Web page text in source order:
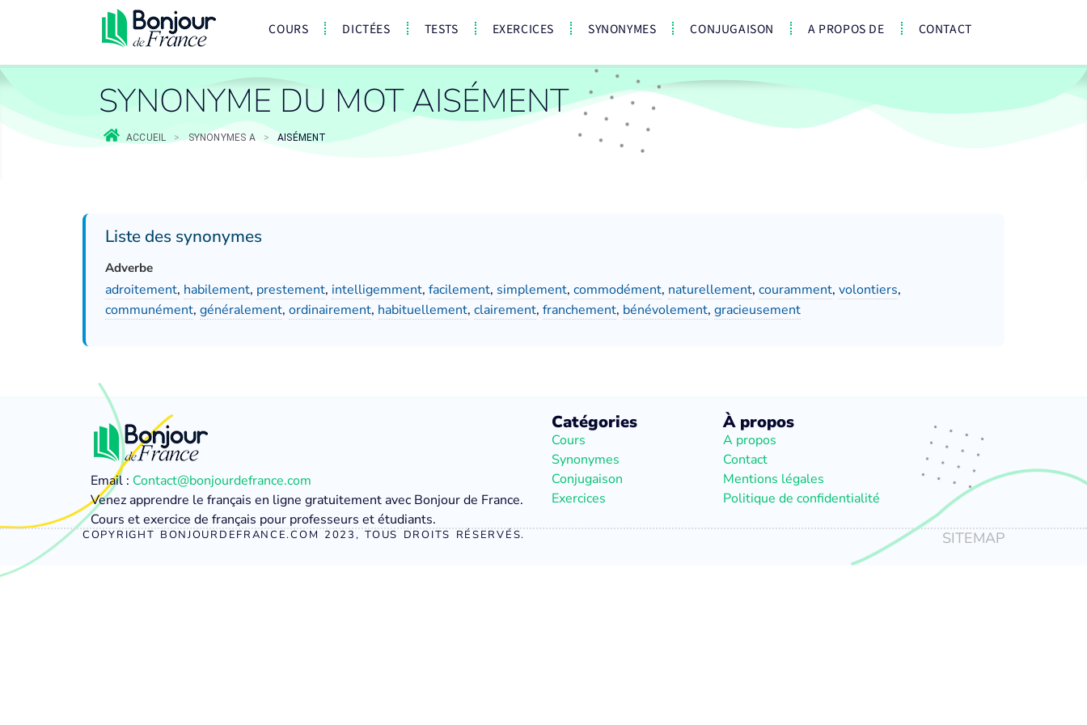
COURS DICTÉES TESTS EXERCICES SYNONYMES CONJUGAISON A PROPOS DE CONTACT
SYNONYME DU MOT AISÉMENT
ACCUEIL > SYNONYMES A > AISÉMENT
Liste des synonymes
Adverbe
adroitement, habilement, prestement, intelligemment, facilement, simplement, commodément, naturellement, couramment, volontiers,
communément, généralement, ordinairement, habituellement, clairement, franchement, bénévolement, gracieusement
Email : Contact@bonjourdefrance.com
Venez apprendre le français en ligne gratuitement avec Bonjour de France.
Cours et exercice de français pour professeurs et étudiants.
Catégories
Cours
Synonymes
Conjugaison
Exercices
À propos
A propos
Contact
Mentions légales
Politique de confidentialité
COPYRIGHT BONJOURDEFRANCE.COM 2023, TOUS DROITS RÉSERVÉS. SITEMAP